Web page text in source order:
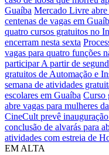
Guaíba Mercado Livre abre
centenas de vagas em
quatro cursos gratuitos no
encerram nesta sexta
vagas para quatro funções
participarA partir de
gratuitos de Automação e
semana de atividades
escolares em Guaíba Curso
abre vagas para mulheres
CineCult prevê
conclusão de alvarás para
atividades com estreia de
EM ALTA